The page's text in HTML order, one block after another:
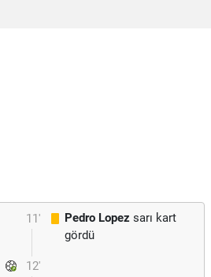
11' Pedro Lopez sarı kart
gördü
12'